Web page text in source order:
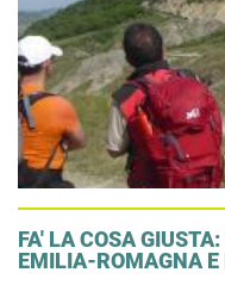
FA' LA COSA
EMILIA-ROMAGNA